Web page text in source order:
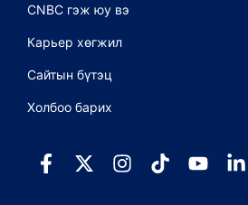
CNBC гэж юу вэ
Карьер хөгжил
Сайтын бүтэц
Холбоо барих